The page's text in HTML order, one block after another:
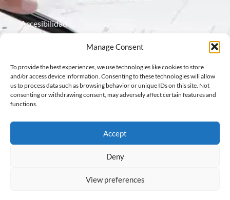
Manage Consent
To provide the best experiences, we use technologies like cookies to store
and/or access device information. Consenting to these technologies will allow
us to process data such as browsing behavior or unique IDs on this site. Not
consenting or withdrawing consent, may adversely affect certain features and
functions.
Accept
Deny
View preferences
Accesibilidad
Política de Cookies
Política de Privacidad